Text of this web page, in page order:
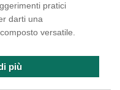
pratici
darti una
versatile.
più